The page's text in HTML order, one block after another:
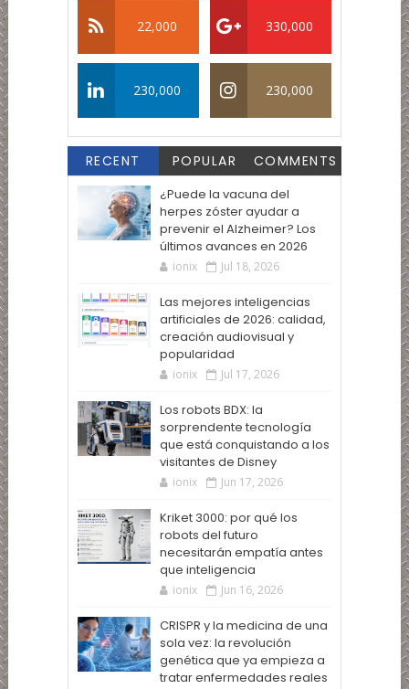
22,000 330,000
230,000 230,000
RECENT POPULAR COMMENTS
¿Puede la vacuna del
herpes zóster ayudar a
prevenir el Alzheimer? Los
últimos avances en 2026
ionix Jul 18, 2026
Las mejores inteligencias
artificiales de 2026: calidad,
creación audiovisual y
popularidad
ionix Jul 17, 2026
Los robots BDX: la
sorprendente tecnología
que está conquistando a los
visitantes de Disney
ionix Jun 17, 2026
Kriket 3000: por qué los
robots del futuro
necesitarán empatía antes
que inteligencia
ionix Jun 16, 2026
CRISPR y la medicina de una
sola vez: la revolución
genética que ya empieza a
tratar enfermedades reales